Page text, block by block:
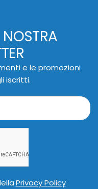
NOSTRA
e le promozioni
iscritti.
Privacy Policy